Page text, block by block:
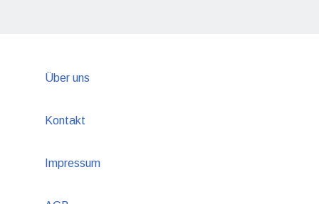
Über uns
Kontakt
Impressum